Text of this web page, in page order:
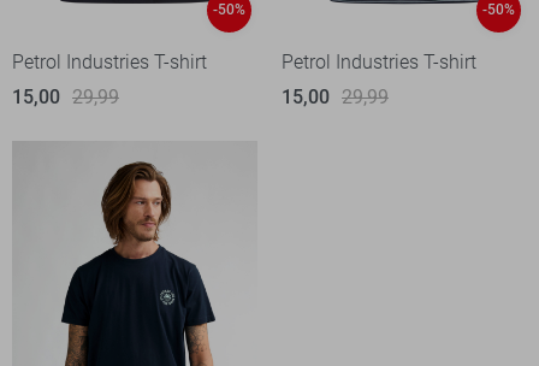
-50%
Petrol Industries T-shirt
15,00 29,99
-50%
Petrol Industries T-shirt
15,00 29,99